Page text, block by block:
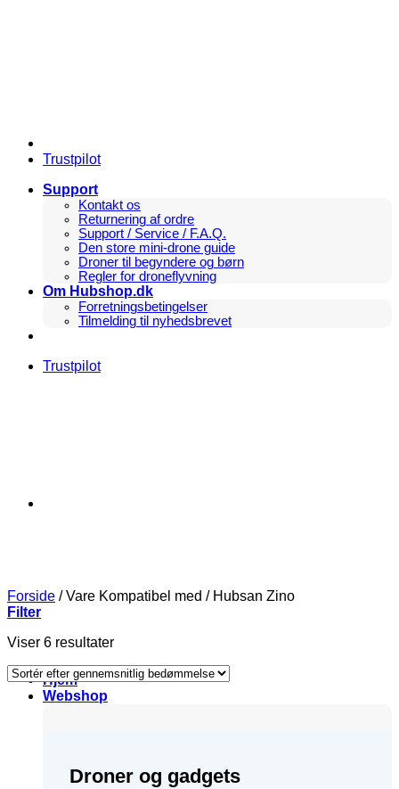
Trustpilot
Support
Kontakt os
Returnering af ordre
Support / Service / F.A.Q.
Den store mini-drone guide
Droner til begyndere og børn
Regler for droneflyvning
Om Hubshop.dk
Forretningsbetingelser
Tilmelding til nyhedsbrevet
Trustpilot
Hjem
Webshop
Droner og gadgets
Forside /Vare Kompatibel med /Hubsan Zino
Filter
Viser 6 resultaterSorteret
gennemsnitlig